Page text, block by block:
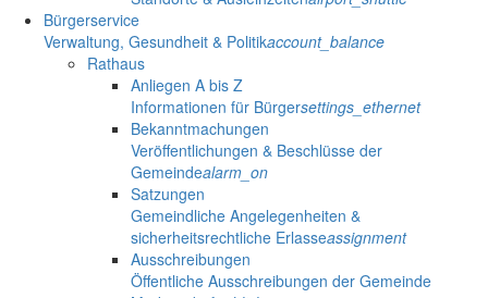
Bürgerservice
Verwaltung, Gesundheit & Politikaccount_balance
Rathaus
Anliegen A bis Z
Informationen für Bürgersettings_ethernet
Bekanntmachungen
Veröffentlichungen & Beschlüsse der
Gemeindealarm_on
Satzungen
Gemeindliche Angelegenheiten &
sicherheitsrechtliche Erlasseassignment
Ausschreibungen
Öffentliche Ausschreibungen der Gemeinde